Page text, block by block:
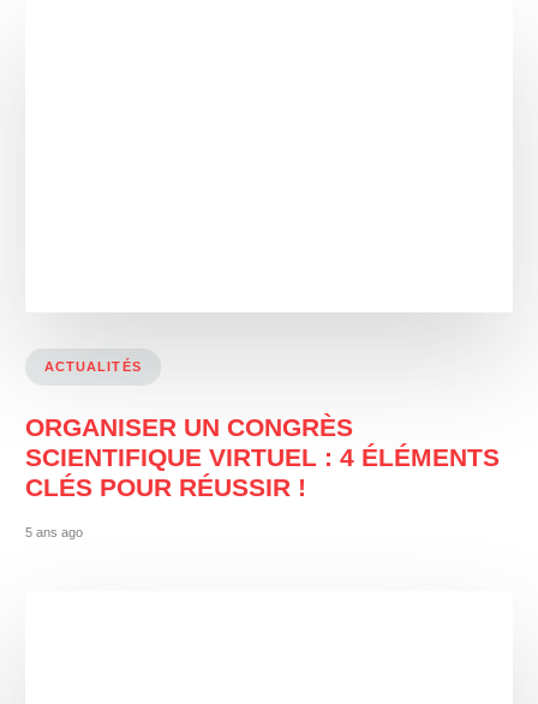
ACTUALITÉS
ORGANISER UN CONGRÈS
SCIENTIFIQUE VIRTUEL : 4 ÉLÉMENTS
CLÉS POUR RÉUSSIR !
5 ans ago